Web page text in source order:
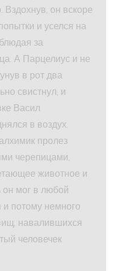
Вздохнув, он вскоре
и уселся на
за
А Парцелиус и не
в рот два
свистнул, и
Васил
в воздух.
пролез
черепицами,
животное и
он мог в любой
потому немного
навалившихся
человечек